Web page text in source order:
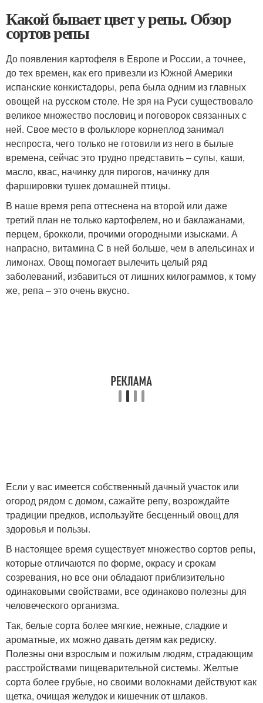
Какой бывает цвет у репы. Обзор
сортов репы
До появления картофеля в Европе и России, а точнее,
до тех времен, как его привезли из Южной Америки
испанские конкистадоры, репа была одним из главных
овощей на русском столе. Не зря на Руси существовало
великое множество пословиц и поговорок связанных с
ней. Свое место в фольклоре корнеплод занимал
неспроста, чего только не готовили из него в былые
времена, сейчас это трудно представить – супы, каши,
масло, квас, начинку для пирогов, начинку для
фаршировки тушек домашней птицы.
В наше время репа оттеснена на второй или даже
третий план не только картофелем, но и баклажанами,
перцем, брокколи, прочими огородными изысками. А
напрасно, витамина С в ней больше, чем в апельсинах и
лимонах. Овощ помогает вылечить целый ряд
заболеваний, избавиться от лишних килограммов, к тому
же, репа – это очень вкусно.
Если у вас имеется собственный дачный участок или
огород рядом с домом, сажайте репу, возрождайте
традиции предков, используйте бесценный овощ для
здоровья и пользы.
В настоящее время существует множество сортов репы,
которые отличаются по форме, окрасу и срокам
созревания, но все они обладают приблизительно
одинаковыми свойствами, все одинаково полезны для
человеческого организма.
Так, белые сорта более мягкие, нежные, сладкие и
ароматные, их можно давать детям как редиску.
Полезны они взрослым и пожилым людям, страдающим
расстройствами пищеварительной системы. Желтые
сорта более грубые, но своими волокнами действуют как
щетка, очищая желудок и кишечник от шлаков.